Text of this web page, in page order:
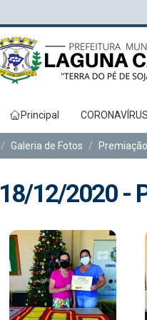
Principal CORONAVÍRUS
Galeria de Fotos
18/12/2020 -